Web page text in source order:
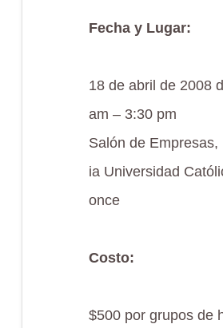
Fecha y Lugar:
18 de abril de 2008
am – 3:30 pm
Salón de Empresas,
ia Universidad
once
Costo:
$500 por grupos de